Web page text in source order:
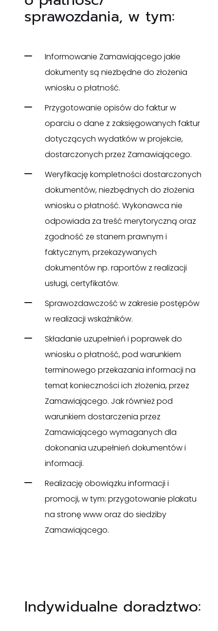
sprawozdania, w tym:
Informowanie Zamawiającego jakie
dokumenty są niezbędne do złożenia
wniosku o płatność.
Przygotowanie opisów do faktur w
oparciu o dane z zaksięgowanych faktur
dotyczących wydatków w projekcie,
dostarczonych przez Zamawiającego.
Weryfikację kompletności dostarczonych
dokumentów, niezbędnych do złożenia
wniosku o płatność. Wykonawca nie
odpowiada za treść merytoryczną oraz
zgodność ze stanem prawnym i
faktycznym, przekazywanych
dokumentów np. raportów z realizacji
usługi, certyfikatów.
Sprawozdawczość w zakresie postępów
w realizacji wskaźników.
Składanie uzupełnień i poprawek do
wniosku o płatność, pod warunkiem
terminowego przekazania informacji na
temat konieczności ich złożenia, przez
Zamawiającego. Jak również pod
warunkiem dostarczenia przez
Zamawiającego wymaganych dla
dokonania uzupełnień dokumentów i
informacji.
Realizację obowiązku informacji i
promocji, w tym: przygotowanie plakatu
na stronę www oraz do siedziby
Zamawiającego.
Indywidualne doradztwo: